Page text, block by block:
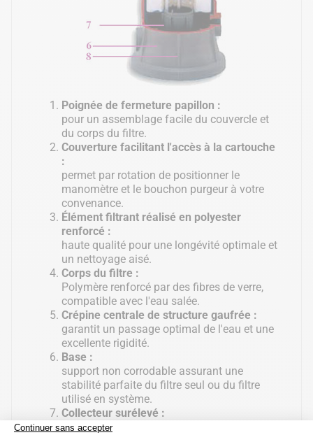
Poignée de fermeture papillon :
pour un assemblage facile du couvercle et
du corps du filtre.
Couverture facilitant l'accès à la cartouche
:
permet par rotation de positionner le
manomètre et le bouchon purgeur à votre
convenance.
Élément filtrant réalisé en polyester
renforcé :
haute qualité pour une longévité optimale et
un nettoyage aisé.
Corps du filtre :
Polymère renforcé par des fibres de verre,
compatible avec l'eau salée.
Crépine centrale de structure gaufrée :
garantit un passage optimal de l'eau et une
excellente rigidité.
Base :
support non corrodable assurant une
stabilité parfaite du filtre seul ou du filtre
utilisé en système.
Collecteur surélevé :
empêche tout retour accidentel des